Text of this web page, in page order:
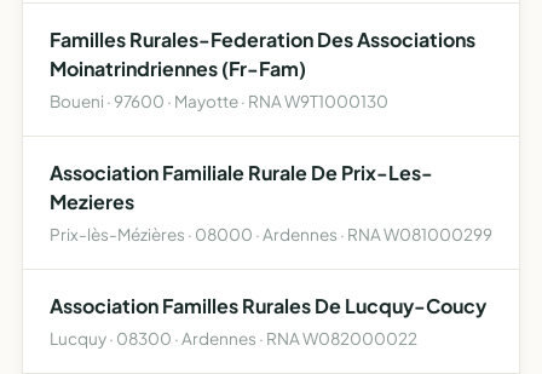
Familles Rurales-Federation Des Associations
Moinatrindriennes (Fr-Fam)
Boueni · 97600 · Mayotte · RNA W9T1000130
Association Familiale Rurale De Prix-Les-
Mezieres
Prix-lès-Mézières · 08000 · Ardennes · RNA W081000299
Association Familles Rurales De Lucquy-Coucy
Lucquy · 08300 · Ardennes · RNA W082000022